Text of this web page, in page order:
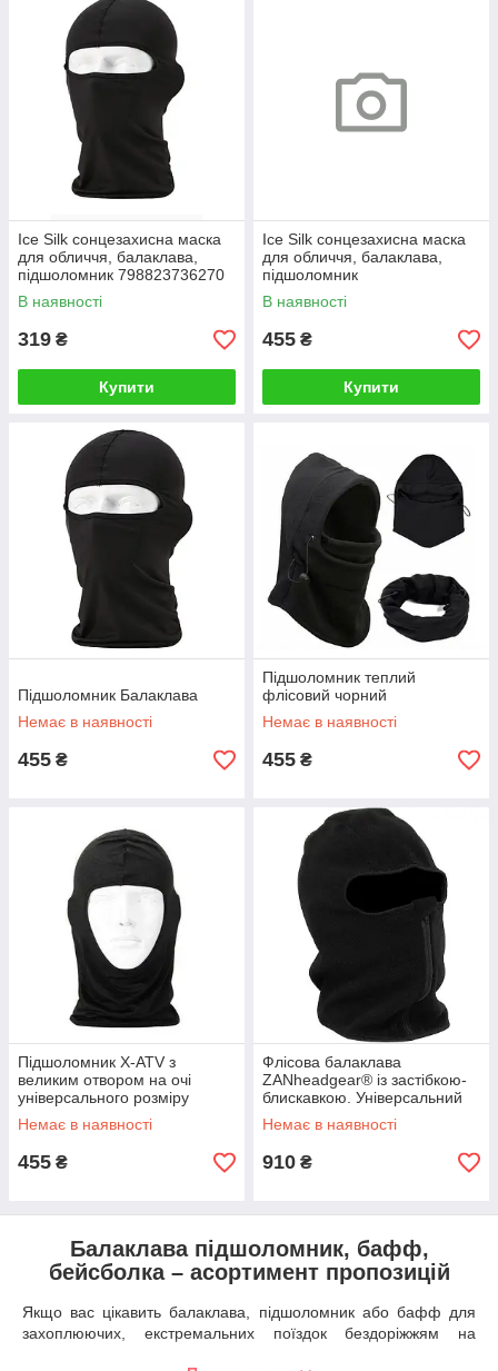
Ice Silk сонцезахисна маска
для обличчя, балаклава,
підшоломник 798823736270
В наявності
319 ₴
Купити
Ice Silk сонцезахисна маска
для обличчя, балаклава,
підшоломник
В наявності
455 ₴
Купити
Підшоломник Балаклава
Немає в наявності
455 ₴
Підшоломник теплий
флісовий чорний
Немає в наявності
455 ₴
Підшоломник X-ATV з
великим отвором на очі
універсального розміру
чорного кольору
Немає в наявності
455 ₴
Флісова балаклава
ZANheadgear® із застібкою-
блискавкою. Універсальний
розмір, чорний колір 2503-
0138
Немає в наявності
910 ₴
Балаклава підшоломник, бафф,
бейсболка – асортимент пропозицій
Якщо вас цікавить балаклава, підшоломник або бафф для
захоплюючих, екстремальних поїздок бездоріжжям на